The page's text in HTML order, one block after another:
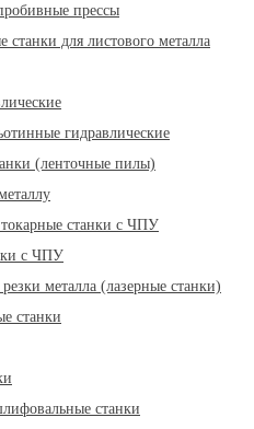
прессы
станки для листового металла
гидравлические
(ленточные пилы)
станки с ЧПУ
с ЧПУ
металла (лазерные станки)
станки
станки